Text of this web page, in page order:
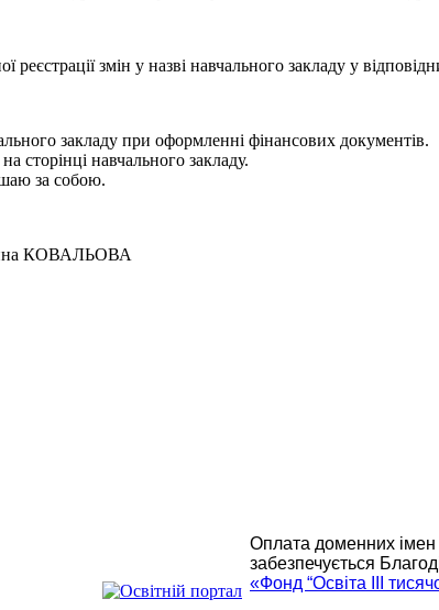
реєстрації змін у назві навчального закладу у
закладу при оформленні фінансових документів.
навчального закладу.
за собою.
Оплата доменних імен
забезпечується
«Фонд “Освіта ІІІ